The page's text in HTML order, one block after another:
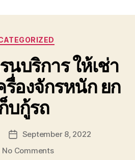
เฮี๊ยบ
สไลด์
เครื่องจักร
โทร
0818900005
Categories
นบริการ ให้เช่า
รื่องจักรหนัก ยก
บกู้รถ
Post
date
September 8, 2022
No Commentson